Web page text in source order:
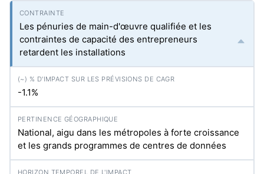
Les pénuries de main-d'œuvre qualifiée et les
contraintes de capacité des entrepreneurs
retardent les installations
-1.1%
National, aigu dans les métropoles à forte croissance
et les grands programmes de centres de données